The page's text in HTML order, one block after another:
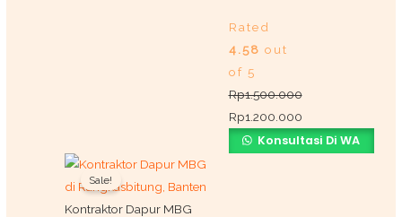
Rated
4.58 out
of 5
Rp1.500.000
Rp1.200.000
Konsultasi Di WA
Sale!
Kontraktor Dapur MBG
Original
price
was:
Current
price
is: